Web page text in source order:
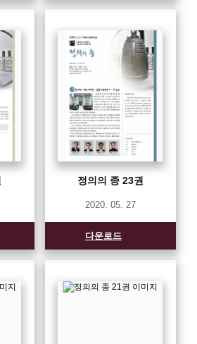
정의의 종 23권
2020. 05. 27
다운로드